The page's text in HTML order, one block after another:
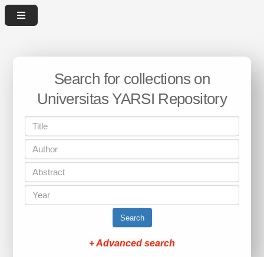
Search for collections on
Universitas YARSI Repository
Search
+ Advanced search